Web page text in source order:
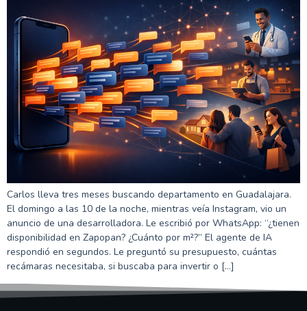
Carlos lleva tres meses buscando departamento en Guadalajara.
El domingo a las 10 de la noche, mientras veía Instagram, vio un
anuncio de una desarrolladora. Le escribió por WhatsApp: “¿tienen
disponibilidad en Zapopan? ¿Cuánto por m²?” El agente de IA
respondió en segundos. Le preguntó su presupuesto, cuántas
recámaras necesitaba, si buscaba para invertir o […]